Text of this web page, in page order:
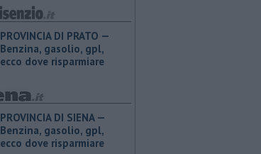
PROVINCIA DI PRATO — ​
Benzina, gasolio, gpl,
ecco dove risparmiare
PROVINCIA DI SIENA — ​
Benzina, gasolio, gpl,
ecco dove risparmiare